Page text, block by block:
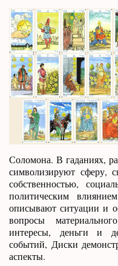
Соломона. В гаданиях,
символизируют сферу,
собственностью,
политическим
описывают ситуации и
вопросы
интересы, деньги и
событий, Диски
аспекты.